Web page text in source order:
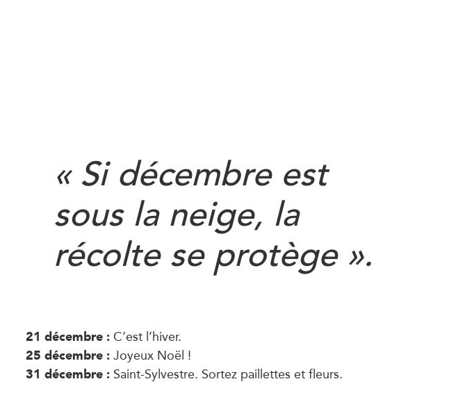
« Si décembre est
sous la neige, la
récolte se protège ».
21 décembre :C’est l’hiver.
25 décembre :Joyeux Noël !
31 décembre : Saint-Sylvestre. Sortez paillettes et fleurs.